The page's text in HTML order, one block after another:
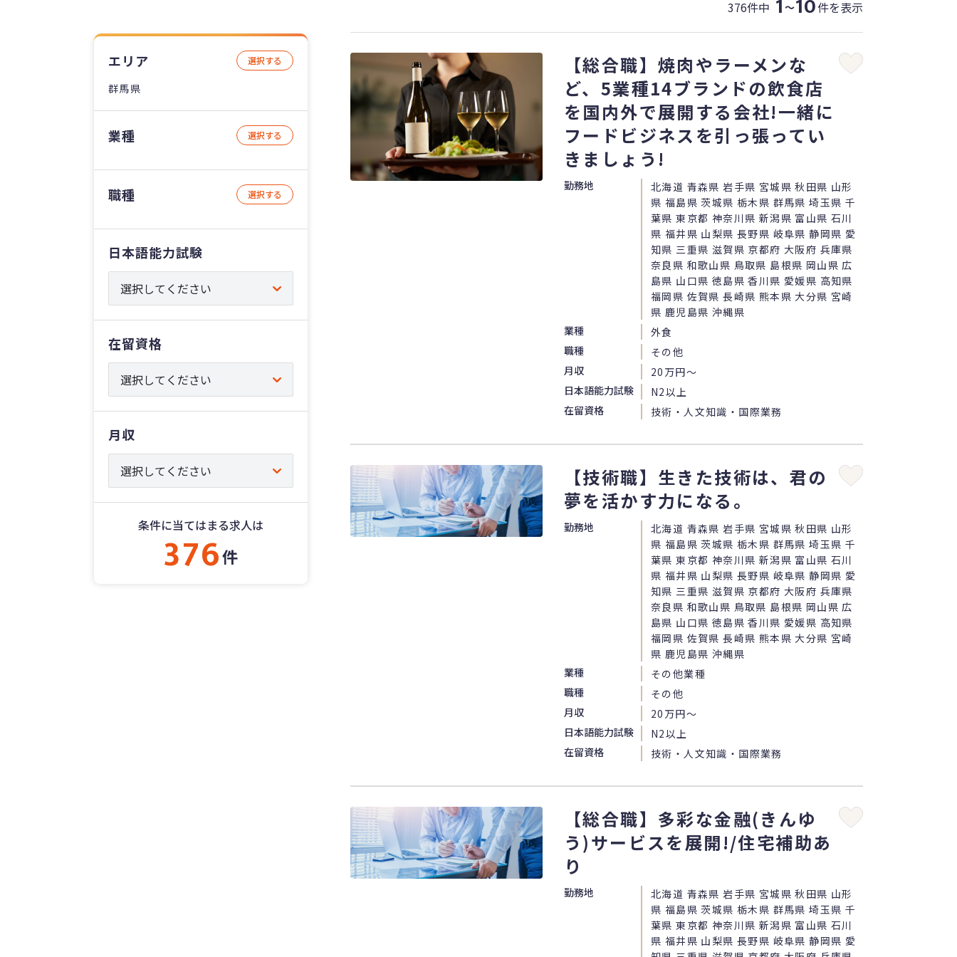
エリア 選択する
群馬県
業種 選択する
職種 選択する
日本語能力試験
在留資格
月収
条件に当てはまる求人は
376件
376件中 1 〜10件を表示
【総合職】焼肉やラーメンな
ど、5業種14ブランドの飲食店
を国内外で展開する会社!一緒に
フードビジネスを引っ張ってい
きましょう!
勤務地
北海道 青森県 岩手県 宮城県 秋田県 山形
県 福島県 茨城県 栃木県 群馬県 埼玉県 千
葉県 東京都 神奈川県 新潟県 富山県 石川
県 福井県 山梨県 長野県 岐阜県 静岡県 愛
知県 三重県 滋賀県 京都府 大阪府 兵庫県
奈良県 和歌山県 鳥取県 島根県 岡山県 広
島県 山口県 徳島県 香川県 愛媛県 高知県
福岡県 佐賀県 長崎県 熊本県 大分県 宮崎
県 鹿児島県 沖縄県
業種
外食
職種
その他
月収
20万円〜
日本語能力試験
N2以上
在留資格
技術・人文知識・国際業務
【技術職】生きた技術は、君の
夢を活かす力になる。
勤務地
北海道 青森県 岩手県 宮城県 秋田県 山形
県 福島県 茨城県 栃木県 群馬県 埼玉県 千
葉県 東京都 神奈川県 新潟県 富山県 石川
県 福井県 山梨県 長野県 岐阜県 静岡県 愛
知県 三重県 滋賀県 京都府 大阪府 兵庫県
奈良県 和歌山県 鳥取県 島根県 岡山県 広
島県 山口県 徳島県 香川県 愛媛県 高知県
福岡県 佐賀県 長崎県 熊本県 大分県 宮崎
県 鹿児島県 沖縄県
業種
その他業種
職種
その他
月収
20万円〜
日本語能力試験
N2以上
在留資格
技術・人文知識・国際業務
【総合職】多彩な金融(きんゆ
う)サービスを展開!/住宅補助あ
り
勤務地
北海道 青森県 岩手県 宮城県 秋田県 山形
県 福島県 茨城県 栃木県 群馬県 埼玉県 千
葉県 東京都 神奈川県 新潟県 富山県 石川
県 福井県 山梨県 長野県 岐阜県 静岡県 愛